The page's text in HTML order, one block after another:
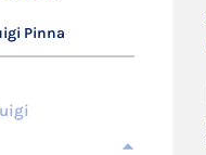
Pinna